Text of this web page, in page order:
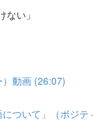
い」
動画 (26:07)
ついて」（ポジ